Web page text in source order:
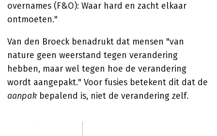
overnames (F&O): Waar hard en zacht elkaar
ontmoeten."
Van den Broeck benadrukt dat mensen "van
nature geen weerstand tegen verandering
hebben, maar wel tegen hoe de verandering
wordt aangepakt." Voor fusies betekent dit dat de
aanpak bepalend is, niet de verandering zelf.